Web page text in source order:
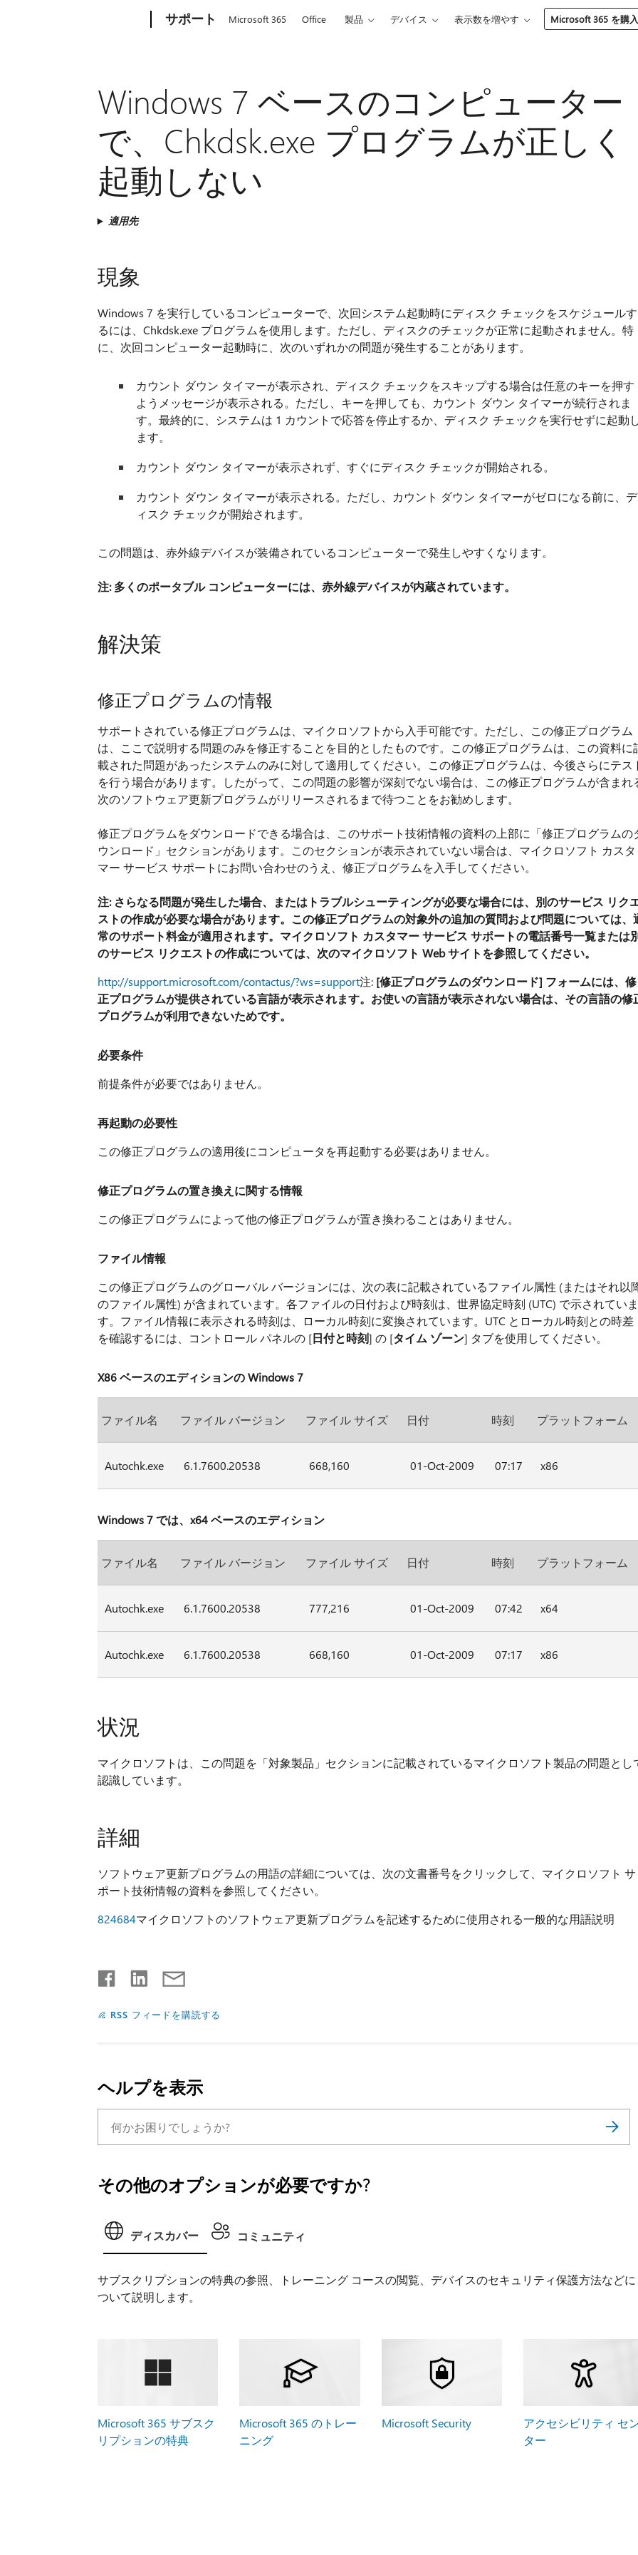
サポート Microsoft 365 Office 製品 デバイス 表示数を増やす Microsoft 365 を購
Windows 7 ベースのコンピューター
で、Chkdsk.exe プログラムが正しく
起動しない
適用先
現象
Windows 7 を実行しているコンピューターで、次回システム起動時にディスク チェックをスケジュールす
るには、Chkdsk.exe プログラムを使用します。ただし、ディスクのチェックが正常に起動されません。特
に、次回コンピューター起動時に、次のいずれかの問題が発生することがあります。
カウント ダウン タイマーが表示され、ディスク チェックをスキップする場合は任意のキーを押す
ようメッセージが表示される。ただし、キーを押しても、カウント ダウン タイマーが続行されま
す。最終的に、システムは 1 カウントで応答を停止するか、ディスク チェックを実行せずに起動
ます。
カウント ダウン タイマーが表示されず、すぐにディスク チェックが開始される。
カウント ダウン タイマーが表示される。ただし、カウント ダウン タイマーがゼロになる前に、デ
ィスク チェックが開始されます。
この問題は、赤外線デバイスが装備されているコンピューターで発生しやすくなります。
注:多くのポータブル コンピューターには、赤外線デバイスが内蔵されています。
解決策
修正プログラムの情報
サポートされている修正プログラムは、マイクロソフトから入手可能です。ただし、この修正プログラム
は、ここで説明する問題のみを修正することを目的としたものです。この修正プログラムは、この資料に
載された問題があったシステムのみに対して適用してください。この修正プログラムは、今後さらにテス
を行う場合があります。したがって、この問題の影響が深刻でない場合は、この修正プログラムが含まれ
次のソフトウェア更新プログラムがリリースされるまで待つことをお勧めします。
修正プログラムをダウンロードできる場合は、このサポート技術情報の資料の上部に「修正プログラムの
ウンロード」セクションがあります。このセクションが表示されていない場合は、マイクロソフト カスタ
マー サービス サポートにお問い合わせのうえ、修正プログラムを入手してください。
注: さらなる問題が発生した場合、またはトラブルシューティングが必要な場合には、別のサービス リク
ストの作成が必要な場合があります。この修正プログラムの対象外の追加の質問および問題については、
常のサポート料金が適用されます。マイクロソフト カスタマー サービス サポートの電話番号一覧または
のサービス リクエストの作成については、次のマイクロソフト Web サイトを参照してください。
http://support.microsoft.com/contactus/?ws=support注: [修正プログラムのダウンロード] フォームには、修
正プログラムが提供されている言語が表示されます。お使いの言語が表示されない場合は、その言語の修
プログラムが利用できないためです。
必要条件
前提条件が必要ではありません。
再起動の必要性
この修正プログラムの適用後にコンピュータを再起動する必要はありません。
修正プログラムの置き換えに関する情報
この修正プログラムによって他の修正プログラムが置き換わることはありません。
ファイル情報
この修正プログラムのグローバル バージョンには、次の表に記載されているファイル属性 (またはそれ以
のファイル属性) が含まれています。各ファイルの日付および時刻は、世界協定時刻 (UTC) で示されていま
す。ファイル情報に表示される時刻は、ローカル時刻に変換されています。UTC とローカル時刻との時差
を確認するには、コントロール パネルの [日付と時刻] の [タイム ゾーン] タブを使用してください。
X86 ベースのエディションの Windows 7
ファイル名 ファイル バージョン ファイル サイズ 日付 時刻 プラットフォーム
Autochk.exe 6.1.7600.20538 668,160 01-Oct-2009 07:17 x86
Windows 7 では、x64 ベースのエディション
ファイル名 ファイル バージョン ファイル サイズ 日付 時刻 プラットフォーム
Autochk.exe 6.1.7600.20538 777,216 01-Oct-2009 07:42 x64
Autochk.exe 6.1.7600.20538 668,160 01-Oct-2009 07:17 x86
状況
マイクロソフトは、この問題を「対象製品」セクションに記載されているマイクロソフト製品の問題とし
認識しています。
詳細
ソフトウェア更新プログラムの用語の詳細については、次の文書番号をクリックして、マイクロソフト サ
ポート技術情報の資料を参照してください。
824684マイクロソフトのソフトウェア更新プログラムを記述するために使用される一般的な用語説明
RSS フィードを購読する
ヘルプを表示
その他のオプションが必要ですか?
ディスカバー コミュニティ
サブスクリプションの特典の参照、トレーニング コースの閲覧、デバイスのセキュリティ保護方法などに
ついて説明します。
Microsoft 365 サブスク
リプションの特典
Microsoft 365 のトレー
ニング
Microsoft Security
アクセシビリティ セ
ター